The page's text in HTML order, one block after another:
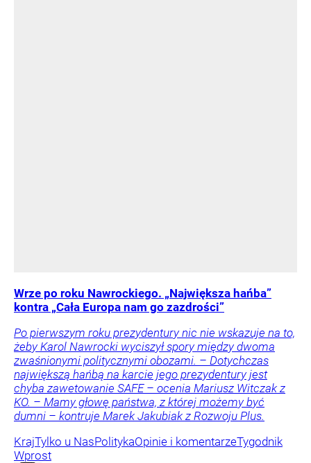
Wrze po roku Nawrockiego. „Największa hańba”
kontra „Cała Europa nam go zazdrości”
Po pierwszym roku prezydentury nic nie wskazuje na to,
żeby Karol Nawrocki wyciszył spory między dwoma
zwaśnionymi politycznymi obozami. – Dotychczas
największą hańbą na karcie jego prezydentury jest
chyba zawetowanie SAFE – ocenia Mariusz Witczak z
KO. – Mamy głowę państwa, z której możemy być
dumni – kontruje Marek Jakubiak z Rozwoju Plus.
KrajTylko u NasPolitykaOpinie i komentarzeTygodnik
Wprost